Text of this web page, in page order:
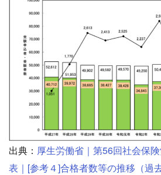
出典： 厚生労働省｜第56回社会保
表｜[参考４]合格者数等の推移（過